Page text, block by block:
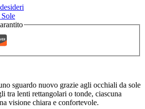
sguardo nuovo grazie agli occhiali da sole
tra lenti rettangolari o tonde, ciascuna
visione chiara e confortevole.